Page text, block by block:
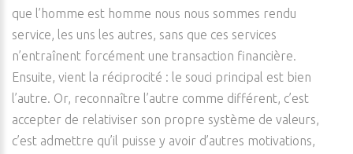
que l’homme est homme nous nous sommes rendu
service, les uns les autres, sans que ces services
n’entraînent forcément une transaction financière.
Ensuite, vient la réciprocité : le souci principal est bien
l’autre. Or, reconnaître l’autre comme différent, c’est
accepter de relativiser son propre système de valeurs,
c’est admettre qu’il puisse y avoir d’autres motivations,